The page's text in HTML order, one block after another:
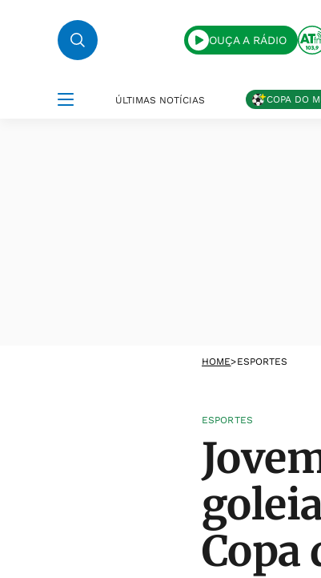
OUÇA A RÁDIO
ÚLTIMAS NOTÍCIAS COPA DO
HOME>ESPORTES
ESPORTES
Copa